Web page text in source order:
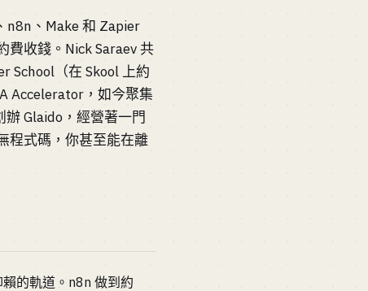
n8n、Make 和 Zapier
收錢。Nick Saraev 共
School（在 Skool 上約
Accelerator，如今聚集
Glaido，經營著一門
程式碼，你甚至能在離
的軌道。n8n 做到約